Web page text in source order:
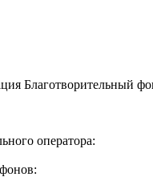
Благотворительный
оператора: